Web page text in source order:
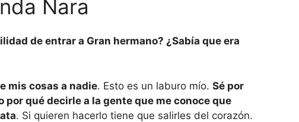
Nara
de entrar a Gran hermano? ¿Sabía que era
mis cosas a nadie. Esto es un laburo mío. Sé por
por qué decirle a la gente que me conoce que
. Si quieren hacerlo tiene que salirles del corazón.